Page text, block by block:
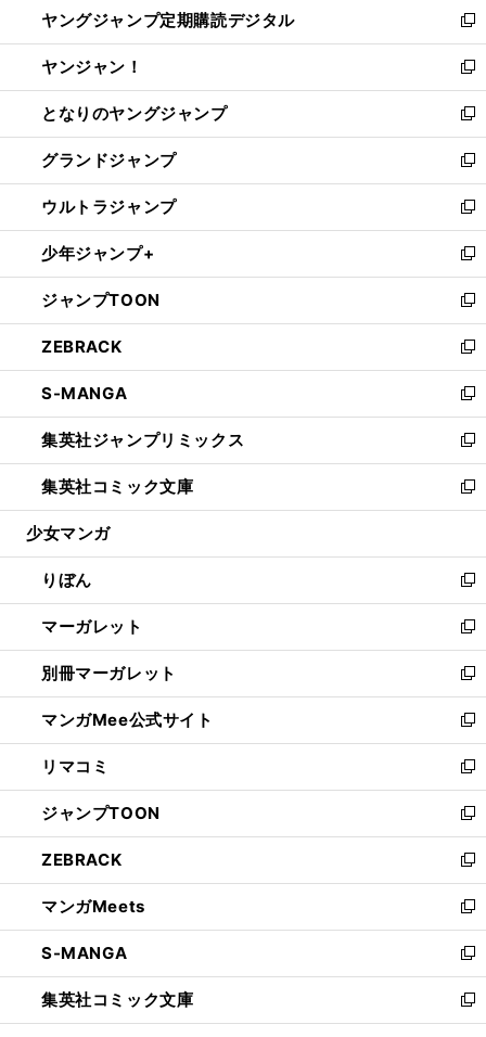
く
で
開
く
ド
ウ
で
開
く
い
ウ
ィ
ン
ド
ウ
で
開
く
ヤングジャンプ定期購読デジタル
新
し
い
ウ
ィ
ン
ド
ウ
で
開
く
ヤンジャン！
新
し
い
ウ
ィ
ン
ド
ウ
で
開
く
となりのヤングジャンプ
新
し
い
ウ
ィ
ン
ド
ウ
で
開
く
グランドジャンプ
新
し
い
ウ
ィ
ン
ド
ウ
で
開
く
ウルトラジャンプ
新
し
い
ウ
ィ
ン
ド
ウ
で
開
く
少年ジャンプ+
新
し
い
ウ
ィ
ン
ド
ウ
で
開
く
ジャンプTOON
新
し
い
ウ
ィ
ン
ド
ウ
で
開
ZEBRACK
新
し
い
ウ
ィ
ン
ド
ウ
開
く
S-MANGA
新
し
い
ウ
ィ
ン
ウ
で
開
く
集英社ジャンプリミックス
新
し
い
ウ
ン
ド
ウ
で
開
く
集英社コミック文庫
新
し
ウ
ィ
ン
ド
ウ
で
開
く
少女マンガ
りぼん
新
し
い
ウ
ィ
ン
ド
ウ
で
開
く
マーガレット
新
し
い
ウ
ィ
ン
ド
ウ
で
開
く
別冊マーガレット
新
し
い
ウ
ィ
ン
ド
ウ
で
開
く
マンガMee公式サイト
新
し
い
ウ
ィ
ン
ド
ウ
で
開
く
リマコミ
新
し
い
ウ
ィ
ン
ド
ウ
で
開
く
ジャンプTOON
新
し
い
ウ
ィ
ン
ド
ウ
で
開
ZEBRACK
新
し
い
ウ
ィ
ン
ド
ウ
マンガMeets
新
し
い
ウ
ィ
ン
S-MANGA
新
し
い
ウ
集英社コミック文庫
新
し